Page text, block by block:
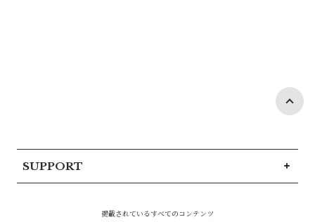
SUPPORT
掲載されているすべてのコンテンツ